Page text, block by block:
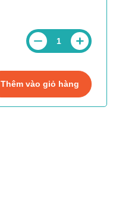
Thêm vào giỏ hàng